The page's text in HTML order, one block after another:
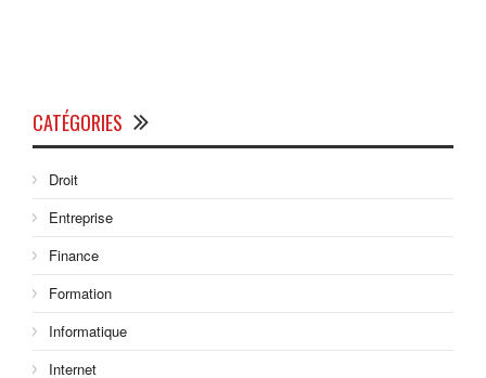
CATÉGORIES
Droit
Entreprise
Finance
Formation
Informatique
Internet